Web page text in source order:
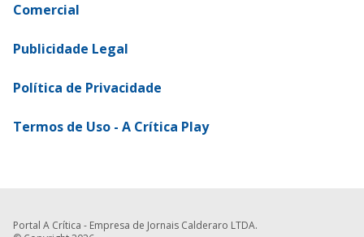
Comercial
Publicidade Legal
Política de Privacidade
Termos de Uso - A Crítica Play
Portal A Crítica - Empresa de Jornais Calderaro LTDA.